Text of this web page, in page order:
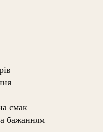
смак
бажанням